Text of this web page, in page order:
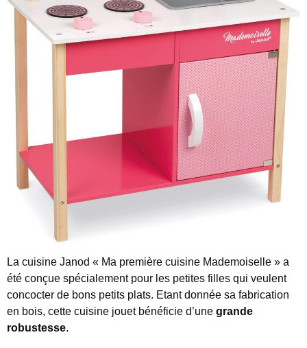
La cuisine Janod « Ma première cuisine Mademoiselle » a
été conçue spécialement pour les petites filles qui veulent
concocter de bons petits plats. Etant donnée sa fabrication
en bois, cette cuisine jouet bénéficie d’une grande
robustesse.